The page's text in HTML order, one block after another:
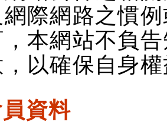
網際網路之慣
本網站不負
以確保自身
資料